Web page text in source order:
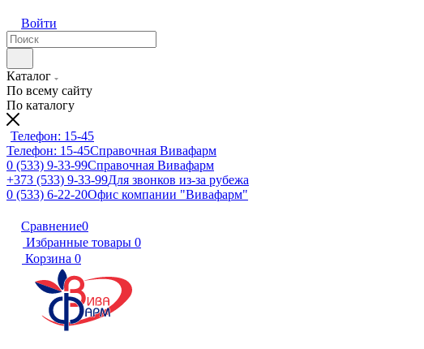
Войти
Каталог
По всему сайту
По каталогу
Телефон: 15-45
Телефон: 15-45Справочная Вивафарм
0 (533) 9-33-99Справочная Вивафарм
+373 (533) 9-33-99Для звонков из-за рубежа
0 (533) 6-22-20Офис компании "Вивафарм"
Сравнение0
Избранные товары 0
Корзина 0